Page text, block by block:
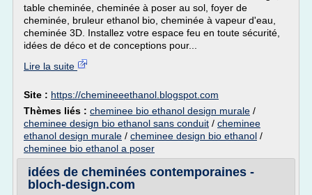
table cheminée, cheminée à poser au sol, foyer de
cheminée, bruleur ethanol bio, cheminée à vapeur d'eau,
cheminée 3D. Installez votre espace feu en toute sécurité,
idées de déco et de conceptions pour...
Lire la suite
Site : https://chemineeethanol.blogspot.com
Thèmes liés : cheminee bio ethanol design murale /
cheminee design bio ethanol sans conduit / cheminee
ethanol design murale / cheminee design bio ethanol /
cheminee bio ethanol a poser
idées de cheminées contemporaines -
bloch-design.com